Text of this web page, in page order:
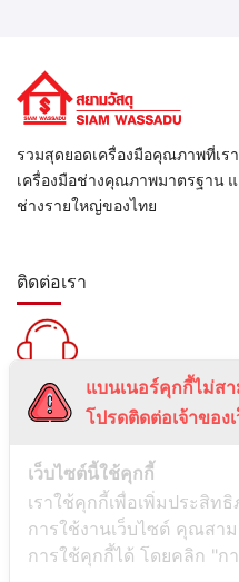
รวมสุดยอดเครื่องมือคุณภาพที่เร
เครื่องมือช่างคุณภาพมาตรฐาน
ช่างรายใหญ่ของไทย
ติดต่อเรา
สายด่วน :
099-5095739
เลขที่ 1 ซอยลาดพร้าว 24 แขวง
10900
ช่องทางการติดต่อ
แบนเนอร์คุกกี้ไม่ส
โปรดติดต่อเจ้าของ
เว็บไซต์นี้ใช้คุกกี้
เราใช้คุกกี้เพื่อเพิ่มประสิ
การใช้งานเว็บไซต์ คุณสา
การใช้คุกกี้ได้ โดยคลิก "ก